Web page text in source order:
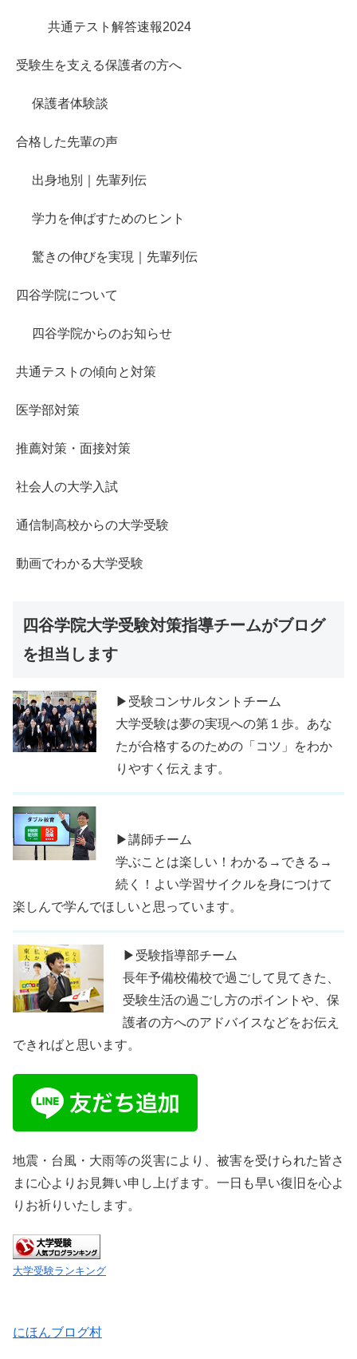
共通テスト解答速報2024
受験生を支える保護者の方へ
保護者体験談
合格した先輩の声
出身地別｜先輩列伝
学力を伸ばすためのヒント
驚きの伸びを実現｜先輩列伝
四谷学院について
四谷学院からのお知らせ
共通テストの傾向と対策
医学部対策
推薦対策・面接対策
社会人の大学入試
通信制高校からの大学受験
動画でわかる大学受験
四谷学院大学受験対策指導チームがブログ
を担当します
▶受験コンサルタントチーム
大学受験は夢の実現への第１歩。あな
たが合格するのための「コツ」をわか
りやすく伝えます。
▶講師チーム
学ぶことは楽しい！わかる→できる→
続く！よい学習サイクルを身につけて
楽しんで学んでほしいと思っています。
▶受験指導部チーム
長年予備校備校で過ごして見てきた、
受験生活の過ごし方のポイントや、保
護者の方へのアドバイスなどをお伝え
できればと思います。
地震・台風・大雨等の災害により、被害を受けられた皆さ
まに心よりお見舞い申し上げます。一日も早い復旧を心よ
りお祈りいたします。
大学受験ランキング
にほんブログ村